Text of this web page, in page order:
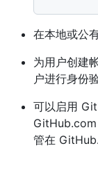
在本地或公
为用户创建
户进行身份验
可以启用
管在